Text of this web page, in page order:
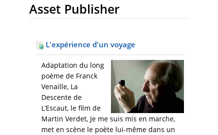
Asset Publisher
L'expérience d'un voyage
Adaptation du long
poème de Franck
Venaille, La
Descente de
L’Escaut, le film de
Martin Verdet, Je me suis mis en marche,
met en scène le poète lui-même dans un